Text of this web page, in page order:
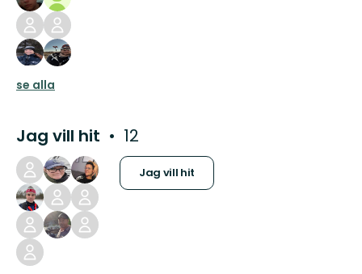
se alla
Jag vill hit 12
Jag vill hit